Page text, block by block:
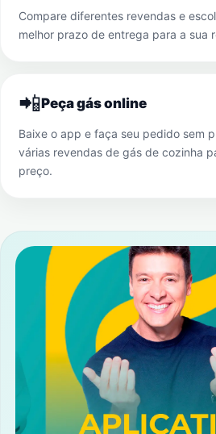
Compare diferentes revendas e
melhor prazo de entrega para a sua
📲Peça gás online
Baixe o app e faça seu pedido sem
várias revendas de gás de cozinha
preço.